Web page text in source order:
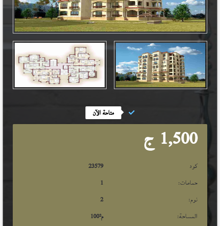
متاحة الآن
1,500 ج
كود
23579
حمامات:
1
نوم:
2
المساحة:
100م²